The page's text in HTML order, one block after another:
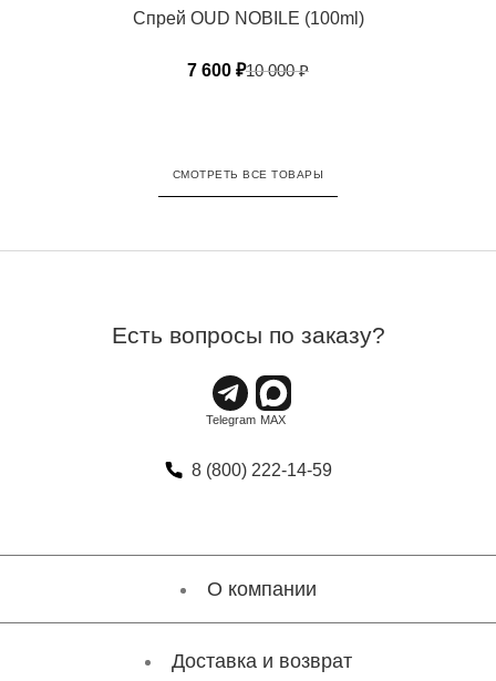
Спрей OUD NOBILE (100ml)
7 600 ₽10 000₽
СМОТРЕТЬ ВСЕ ТОВАРЫ
Есть вопросы по заказу?
8 (800) 222-14-59
О компании
Доставка и возврат